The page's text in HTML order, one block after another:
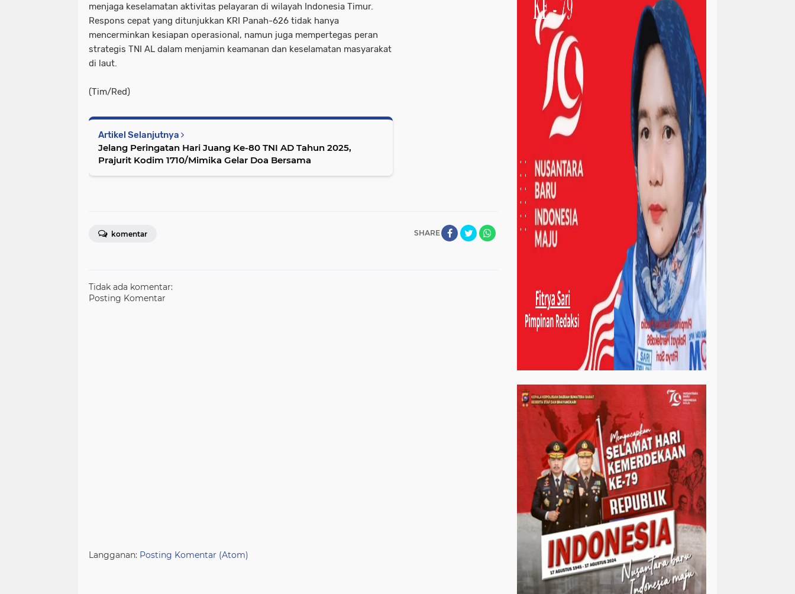
menjaga keselamatan aktivitas pelayaran di wilayah Indonesia Timur.
Respons cepat yang ditunjukkan KRI Panah-626 tidak hanya
mencerminkan kesiapan operasional, namun juga mempertegas peran
strategis TNI AL dalam menjamin keamanan dan keselamatan masyarakat
di laut.
(Tim/Red)
Artikel Selanjutnya
Jelang Peringatan Hari Juang Ke-80 TNI AD Tahun 2025,
Prajurit Kodim 1710/Mimika Gelar Doa Bersama
SHARE
komentar
Tidak ada komentar:
Posting Komentar
Langganan: Posting Komentar (Atom)